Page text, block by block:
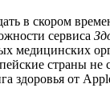
в скором
сервиса
медицинских
страны не
здоровья от